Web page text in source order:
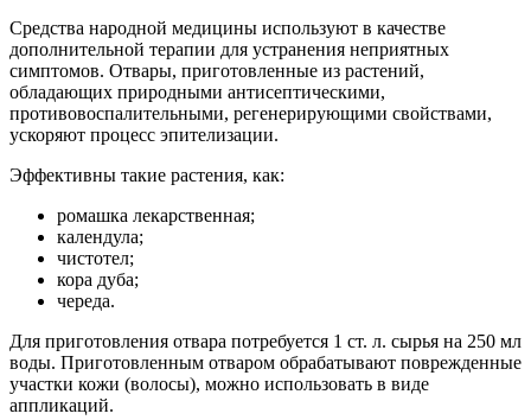
Средства народной медицины используют в качестве
дополнительной терапии для устранения неприятных
симптомов. Отвары, приготовленные из растений,
обладающих природными антисептическими,
противовоспалительными, регенерирующими свойствами,
ускоряют процесс эпителизации.
Эффективны такие растения, как:
ромашка лекарственная;
календула;
чистотел;
кора дуба;
череда.
Для приготовления отвара потребуется 1 ст. л. сырья на 250 мл
воды. Приготовленным отваром обрабатывают поврежденные
участки кожи (волосы), можно использовать в виде
аппликаций.